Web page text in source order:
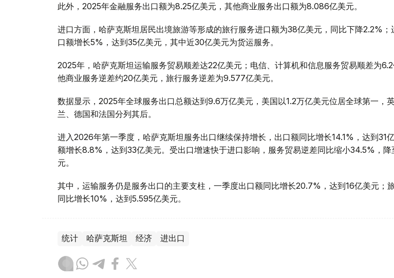
此外，2025年金融服务出口额为8.25亿美元，其他商业服务出口额为8.086亿美元。
进口方面，哈萨克斯坦居民出境旅游等形成的旅行服务进口额为38亿美元，同比下降2.2%；
口额增长5%，达到35亿美元，其中近30亿美元为货运服务。
2025年，哈萨克斯坦运输服务贸易顺差达22亿美元；电信、计算机和信息服务贸易顺差为
他商业服务逆差约20亿美元，旅行服务逆差为9.577亿美元。
数据显示，2025年全球服务出口总额达到9.6万亿美元，美国以1.2万亿美元位居全球第一，
兰、德国和法国分列其后。
进入2026年第一季度，哈萨克斯坦服务出口继续保持增长，出口额同比增长14.1%，达到31
额增长8.8%，达到33亿美元。受出口增速快于进口影响，服务贸易逆差同比缩小34.5%，降
元。
其中，运输服务仍是服务出口的主要支柱，一季度出口额同比增长20.7%，达到16亿美元；
同比增长10%，达到5.595亿美元。
统计 哈萨克斯坦 经济 进出口